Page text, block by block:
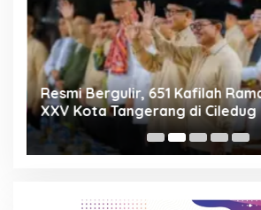
Resmi Bergulir, 651 Kafilah
XXV Kota Tangerang di Ciledug